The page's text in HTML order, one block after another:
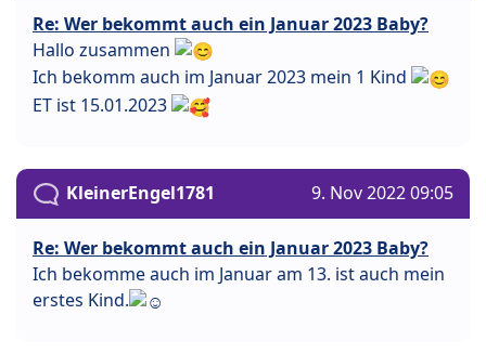
Re: Wer bekommt auch ein Januar 2023 Baby?
Hallo zusammen
Ich bekomm auch im Januar 2023 mein 1 Kind
ET ist 15.01.2023
KleinerEngel1781 9. Nov 2022 09:05
Re: Wer bekommt auch ein Januar 2023 Baby?
Ich bekomme auch im Januar am 13. ist auch mein
erstes Kind.